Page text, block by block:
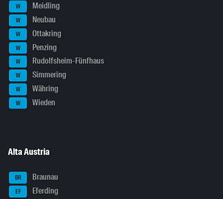
W Meidling
W Neubau
W Ottakring
W Penzing
W Rudolfsheim-Fünfhaus
W Simmering
W Währing
W Wieden
Alta Austria
BR Braunau
EF Eferding